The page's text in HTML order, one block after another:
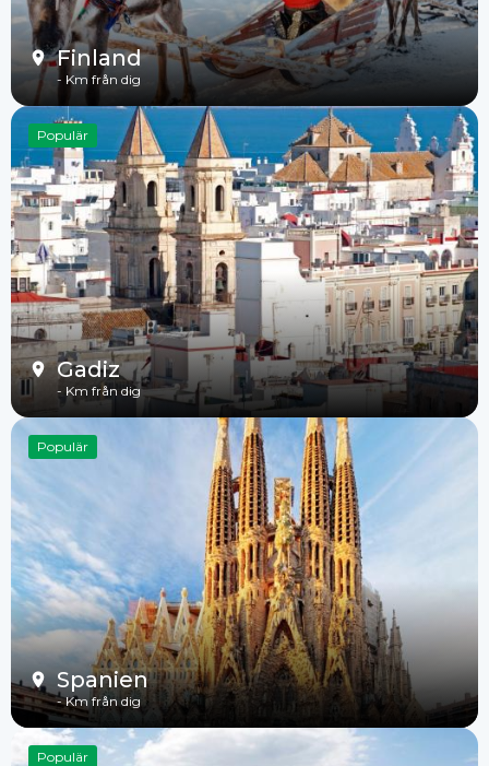
Finland
- Km från dig
Populär
Gadiz
- Km från dig
Populär
Spanien
-Km från dig
Populär